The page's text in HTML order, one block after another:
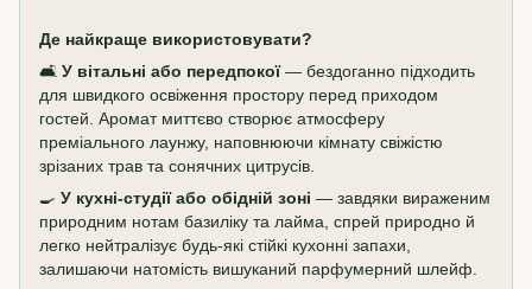
Де найкраще використовувати?
🛋️ У вітальні або передпокої— бездоганно підходить
для швидкого освіження простору перед приходом
гостей. Аромат миттєво створює атмосферу
преміального лаунжу, наповнюючи кімнату свіжістю
зрізаних трав та сонячних цитрусів.
🍳 У кухні-студії або обідній зоні — завдяки вираженим
природним нотам базиліку та лайма, спрей природно й
легко нейтралізує будь-які стійкі кухонні запахи,
залишаючи натомість вишуканий парфумерний шлейф.